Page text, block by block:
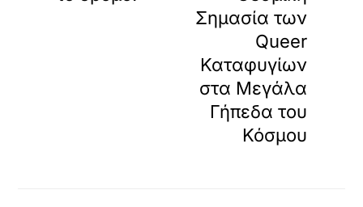
Σημασία των
Queer
Καταφυγίων
στα Μεγάλα
Γήπεδα του
Κόσμου